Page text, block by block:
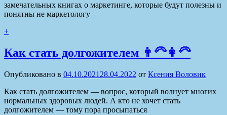
замечательных книгах о маркетинге, которые будут полезны и
понятны не маркетологу
+
Как стать долгожителем 👨‍🦳👩‍🦳
Опубликовано в 04.10.2021 28.04.2022 от Ксения Воловик
Как стать долгожителем — вопрос, который волнует многих
нормальных здоровых людей. А кто не хочет стать
долгожителем — тому пора просыпаться